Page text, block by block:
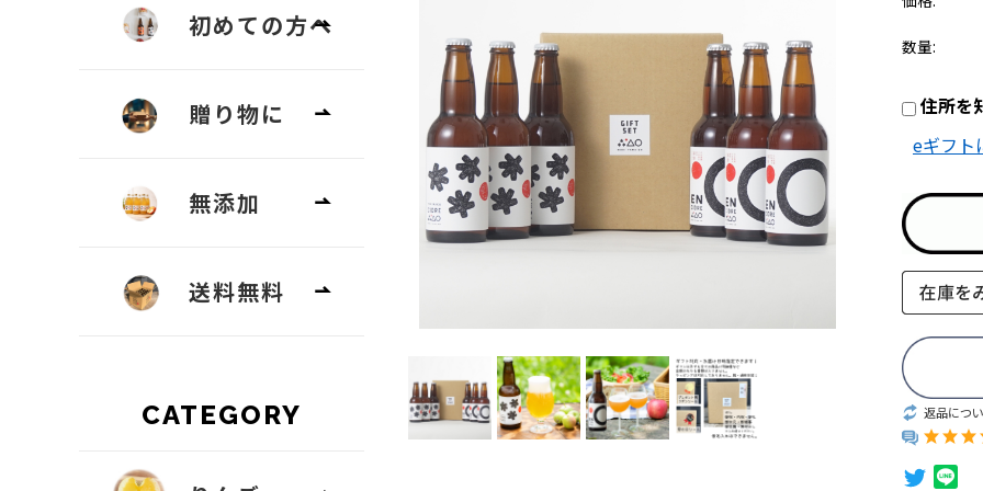
数量:
住所を
eギフト
返品につ
初めての方へ
贈り物に
無添加
送料無料
CATEGORY